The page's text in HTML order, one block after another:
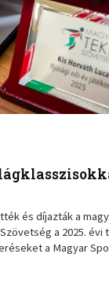
és díjazták a
a 2025.
a Magyar